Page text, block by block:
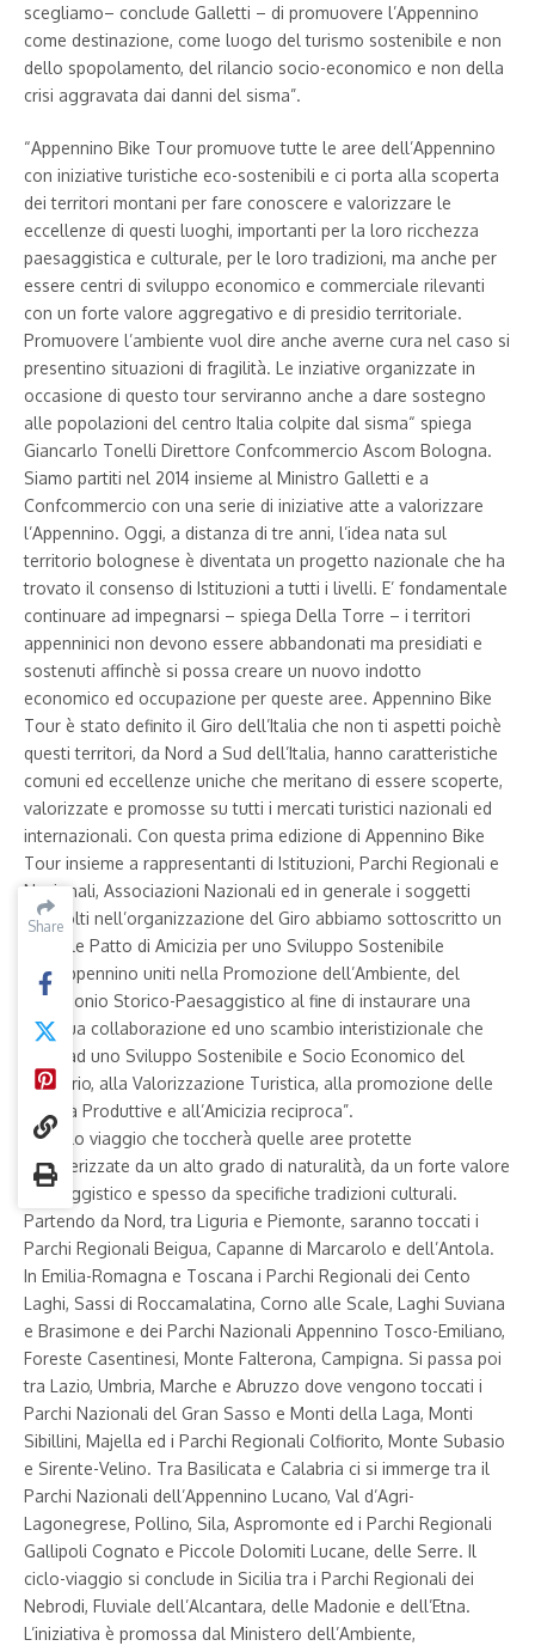
Share
scegliamo– conclude Galletti – di promuovere l’Appennino
come destinazione, come luogo del turismo sostenibile e non
dello spopolamento, del rilancio socio-economico e non della
crisi aggravata dai danni del sisma”.
“Appennino Bike Tour promuove tutte le aree dell’Appennino
con iniziative turistiche eco-sostenibili e ci porta alla scoperta
dei territori montani per fare conoscere e valorizzare le
eccellenze di questi luoghi, importanti per la loro ricchezza
paesaggistica e culturale, per le loro tradizioni, ma anche per
essere centri di sviluppo economico e commerciale rilevanti
con un forte valore aggregativo e di presidio territoriale.
Promuovere l’ambiente vuol dire anche averne cura nel caso si
presentino situazioni di fragilità. Le inziative organizzate in
occasione di questo tour serviranno anche a dare sostegno
alle popolazioni del centro Italia colpite dal sisma“ spiega
Giancarlo Tonelli Direttore Confcommercio Ascom Bologna.
Siamo partiti nel 2014 insieme al Ministro Galletti e a
Confcommercio con una serie di iniziative atte a valorizzare
l’Appennino. Oggi, a distanza di tre anni, l’idea nata sul
territorio bolognese è diventata un progetto nazionale che ha
trovato il consenso di Istituzioni a tutti i livelli. E’ fondamentale
continuare ad impegnarsi – spiega Della Torre – i territori
appenninici non devono essere abbandonati ma presidiati e
sostenuti affinchè si possa creare un nuovo indotto
economico ed occupazione per queste aree. Appennino Bike
Tour è stato definito il Giro dell’Italia che non ti aspetti poichè
questi territori, da Nord a Sud dell’Italia, hanno caratteristiche
comuni ed eccellenze uniche che meritano di essere scoperte,
valorizzate e promosse su tutti i mercati turistici nazionali ed
internazionali. Con questa prima edizione di Appennino Bike
Tour insieme a rappresentanti di Istituzioni, Parchi Regionali e
Nazionali, Associazioni Nazionali ed in generale i soggetti
coinvolti nell’organizzazione del Giro abbiamo sottoscritto un
formale Patto di Amicizia per uno Sviluppo Sostenibile
dell’Appennino uniti nella Promozione dell’Ambiente, del
Patrimonio Storico-Paesaggistico al fine di instaurare una
proficua collaborazione ed uno scambio interistizionale che
punti ad uno Sviluppo Sostenibile e Socio Economico del
territorio, alla Valorizzazione Turistica, alla promozione delle
Attività Produttive e all’Amicizia reciproca”.
Un ciclo viaggio che toccherà quelle aree protette
caratterizzate da un alto grado di naturalità, da un forte valore
paesaggistico e spesso da specifiche tradizioni culturali.
Partendo da Nord, tra Liguria e Piemonte, saranno toccati i
Parchi Regionali Beigua, Capanne di Marcarolo e dell’Antola.
In Emilia-Romagna e Toscana i Parchi Regionali dei Cento
Laghi, Sassi di Roccamalatina, Corno alle Scale, Laghi Suviana
e Brasimone e dei Parchi Nazionali Appennino Tosco-Emiliano,
Foreste Casentinesi, Monte Falterona, Campigna. Si passa poi
tra Lazio, Umbria, Marche e Abruzzo dove vengono toccati i
Parchi Nazionali del Gran Sasso e Monti della Laga, Monti
Sibillini, Majella ed i Parchi Regionali Colfiorito, Monte Subasio
e Sirente-Velino. Tra Basilicata e Calabria ci si immerge tra il
Parchi Nazionali dell’Appennino Lucano, Val d’Agri-
Lagonegrese, Pollino, Sila, Aspromonte ed i Parchi Regionali
Gallipoli Cognato e Piccole Dolomiti Lucane, delle Serre. Il
ciclo-viaggio si conclude in Sicilia tra i Parchi Regionali dei
Nebrodi, Fluviale dell’Alcantara, delle Madonie e dell’Etna.
L’iniziativa è promossa dal Ministero dell’Ambiente,
Share